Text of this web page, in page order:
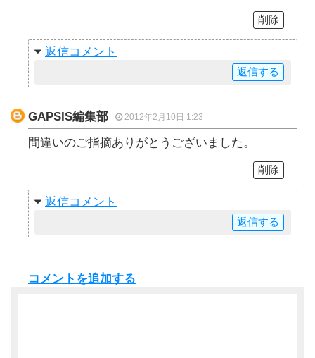
削除
返信
返信
GAPSIS編集部 2012年2月10日 1:23
間違いのご指摘ありがとうございました。
削除
返信
返信
コメントを追加